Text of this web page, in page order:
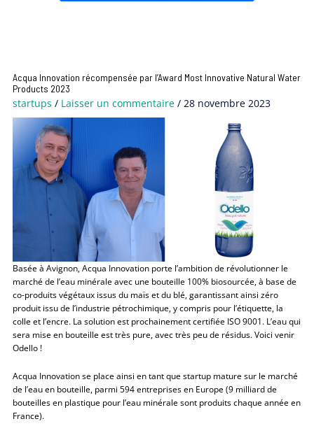
Acqua Innovation récompensée par l’Award Most Innovative Natural Water
Products 2023
startups / Laisser un commentaire / 28 novembre 2023
Basée à Avignon, Acqua Innovation porte l’ambition de révolutionner le
marché de l’eau minérale avec une bouteille 100% biosourcée, à base de
co-produits végétaux issus du maïs et du blé, garantissant ainsi zéro
produit issu de l’industrie pétrochimique, y compris pour l’étiquette, la
colle et l’encre. La solution est prochainement certifiée ISO 9001. L’eau qui
sera mise en bouteille est très pure, avec très peu de résidus. Voici venir
Odello !
Acqua Innovation se place ainsi en tant que startup mature sur le marché
de l’eau en bouteille, parmi 594 entreprises en Europe (9 milliard de
bouteilles en plastique pour l’eau minérale sont produits chaque année en
France).